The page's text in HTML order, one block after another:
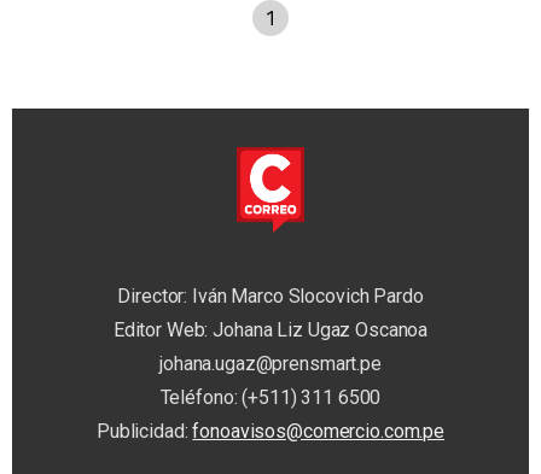
1
Director: Iván Marco Slocovich Pardo
Editor Web: Johana Liz Ugaz Oscanoa
johana.ugaz@prensmart.pe
Teléfono: (+511) 311 6500
Publicidad:fonoavisos@comercio.com.pe